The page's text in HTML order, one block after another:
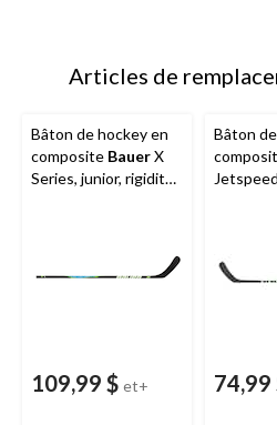
Articles de
Bâton de hockey en
composite BauerX
Series, junior, rigidité
109,99 $ et+
Bâton
74,99